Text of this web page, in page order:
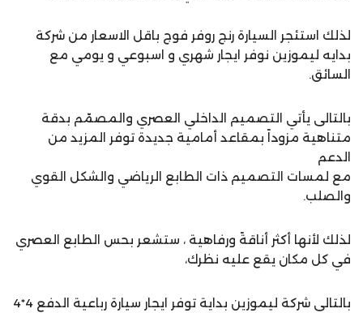
لذلك استئجر السيارة رنج روفر فوج باقل الاسعار من شركة
بدايه ليموزين نوفر ايجار شهري و اسبوعي و يومي مع
السائق.
بالتالى يأتي التصميم الداخلي العصري والمصمّم بدقة
متناهية مزوداً بمقاعد أمامية جديدة توفر المزيد من
الدعم
مع لمسات التصميم ذات الطابع الرياضي والشكل القوي
والصلب.
لذلك لأنها أكثر أناقةً ورفاهية ، ستشعر بحس الطابع العصري
في كل مكان يقع عليه نظرك،
بالتالى شركة ليموزين بداية توفر ايجار سيارة رباعية الدفع 4*4